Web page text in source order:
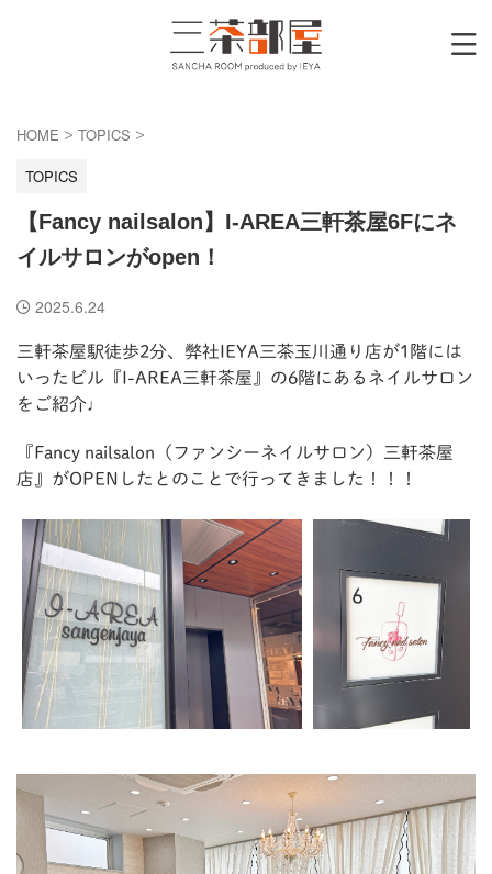
HOME > TOPICS >
TOPICS
【Fancy nailsalon】I-AREA三軒茶屋6Fにネ
イルサロンがopen！
2025.6.24
三軒茶屋駅徒歩2分、弊社IEYA三茶玉川通り店が1階には
いったビル『I-AREA三軒茶屋』の6階にあるネイルサロン
をご紹介♩
『Fancy nailsalon（ファンシーネイルサロン）三軒茶屋
店』がOPENしたとのことで行ってきました！！！